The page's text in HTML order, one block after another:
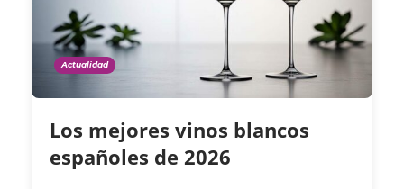
Actualidad
Los mejores vinos blancos
españoles de 2026